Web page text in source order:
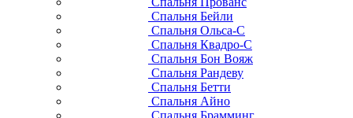
Спальня Бейли
Спальня Ольса-С
Спальня Квадро-С
Спальня Бон Вояж
Спальня Рандеву
Спальня Бетти
Спальня Айно
Спальня Брамминг